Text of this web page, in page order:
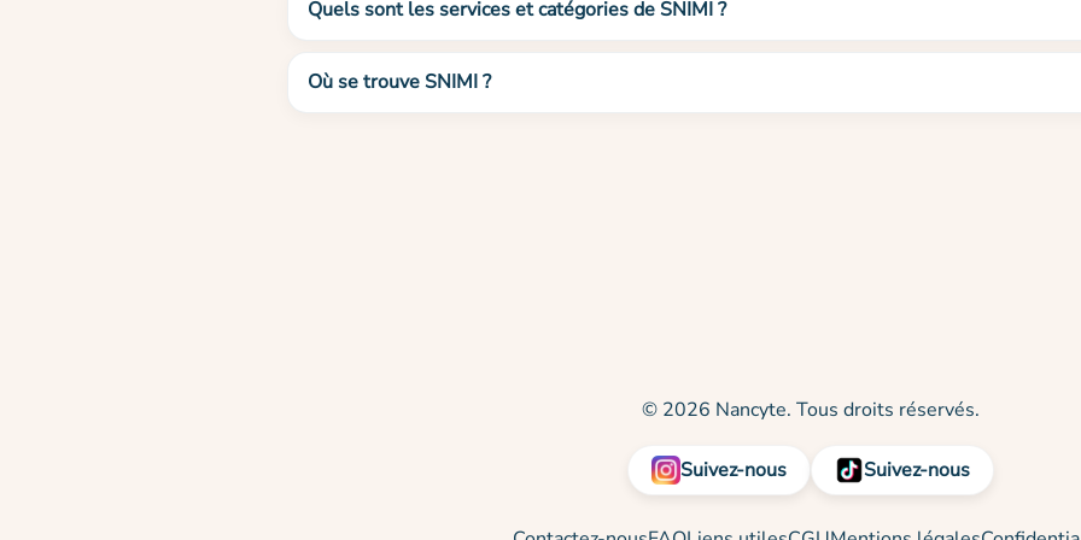
Quels sont les services et catégories de SNIMI ?
Où se trouve SNIMI ?
© 2026 Nancyte. Tous droits réservés.
Suivez-nous Suivez-nous